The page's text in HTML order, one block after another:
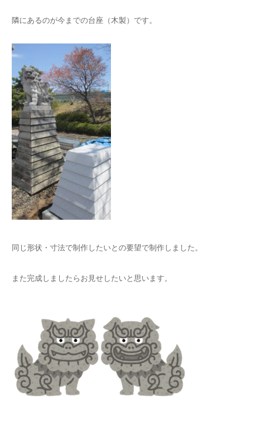
隣にあるのが今までの台座（木製）です。
同じ形状・寸法で制作したいとの要望で制作しました。
また完成しましたらお見せしたいと思います。